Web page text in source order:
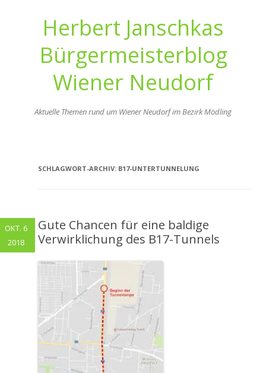
Herbert Janschkas
Bürgermeisterblog
Wiener Neudorf
Aktuelle Themen rund um Wiener Neudorf im Bezirk Mödling
SCHLAGWORT-ARCHIV: B17-UNTERTUNNELUNG
Gute Chancen für eine baldige
Verwirklichung des B17-Tunnels
OKT. 6
2018